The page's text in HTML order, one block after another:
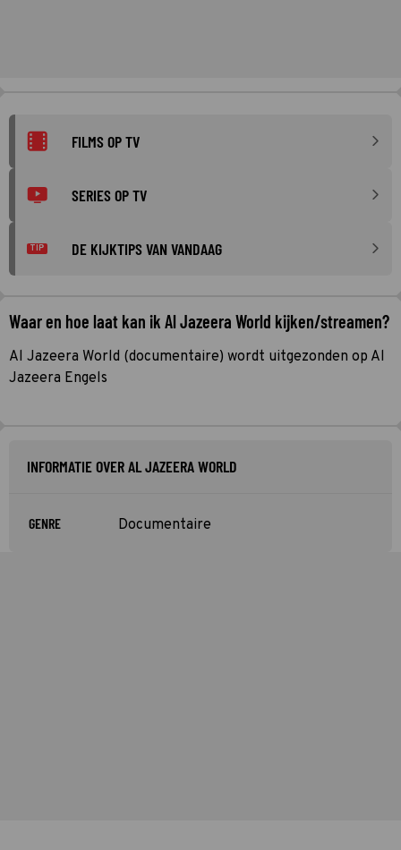
FILMS OP TV
SERIES OP TV
TIP DE KIJKTIPS VAN VANDAAG
Waar en hoe laat kan ik Al Jazeera World kijken/streamen?
Al Jazeera World (documentaire) wordt uitgezonden op Al
Jazeera Engels
INFORMATIE OVER AL JAZEERA WORLD
GENRE Documentaire